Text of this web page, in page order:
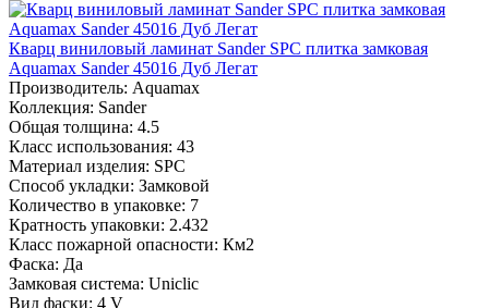
Кварц виниловый ламинат Sander SPC плитка замковая
Aquamax Sander 45016 Дуб Легат
Производитель: Aquamax
Коллекция: Sander
Общая толщина: 4.5
Класс использования: 43
Материал изделия: SPC
Способ укладки: Замковой
Количество в упаковке: 7
Кратность упаковки: 2.432
Класс пожарной опасности: Км2
Фаска: Да
Замковая система: Uniclic
Вид фаски: 4 V